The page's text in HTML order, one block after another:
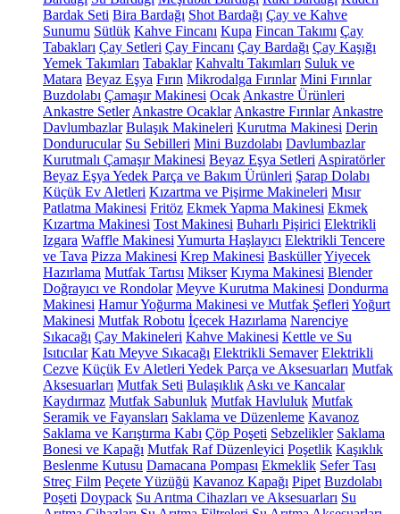
Bardak Seti Bira Bardağı Shot Bardağı Çay ve Kahve
Sunumu Sütlük Kahve Fincanı Kupa Fincan Takımı Çay
Tabakları Çay Setleri Çay Fincanı Çay Bardağı Çay Kaşığı
Yemek Takımları Tabaklar Kahvaltı Takımları Suluk ve
Matara Beyaz Eşya Fırın Mikrodalga Fırınlar Mini Fırınlar
Buzdolabı Çamaşır Makinesi Ocak Ankastre Ürünleri
Ankastre Setler Ankastre Ocaklar Ankastre Fırınlar Ankastre
Davlumbazlar Bulaşık Makineleri Kurutma Makinesi Derin
Dondurucular Su Sebilleri Mini Buzdolabı Davlumbazlar
Kurutmalı Çamaşır Makinesi Beyaz Eşya Setleri Aspiratörler
Beyaz Eşya Yedek Parça ve Bakım Ürünleri Şarap Dolabı
Küçük Ev Aletleri Kızartma ve Pişirme Makineleri Mısır
Patlatma Makinesi Fritöz Ekmek Yapma Makinesi Ekmek
Kızartma Makinesi Tost Makinesi Buharlı Pişirici Elektrikli
Izgara Waffle Makinesi Yumurta Haşlayıcı Elektrikli Tencere
ve Tava Pizza Makinesi Krep Makinesi BasküllerYiyecek
Hazırlama Mutfak Tartısı Mikser Kıyma Makinesi Blender
Doğrayıcı ve Rondolar Meyve Kurutma Makinesi Dondurma
Makinesi Hamur Yoğurma Makinesi ve Mutfak Şefleri Yoğurt
Makinesi Mutfak Robotu İçecek Hazırlama Narenciye
Sıkacağı Çay Makineleri Kahve Makinesi Kettle ve Su
Isıtıcılar Katı Meyve Sıkacağı Elektrikli Semaver Elektrikli
Cezve Küçük Ev Aletleri Yedek Parça ve Aksesuarları Mutfak
Aksesuarları Mutfak Seti Bulaşıklık Askı ve Kancalar
Kaydırmaz Mutfak Sabunluk Mutfak Havluluk Mutfak
Seramik ve Fayansları Saklama ve Düzenleme Kavanoz
Saklama ve Karıştırma Kabı Çöp Poşeti Sebzelikler Saklama
Bonesi ve Kapağı Mutfak Raf Düzenleyici Poşetlik Kaşıklık
Beslenme Kutusu Damacana Pompası Ekmeklik Sefer Tası
Streç Film Peçete Yüzüğü Kavanoz Kapağı Pipet Buzdolabı
Poşeti Doypack Su Arıtma Cihazları ve Aksesuarları Su